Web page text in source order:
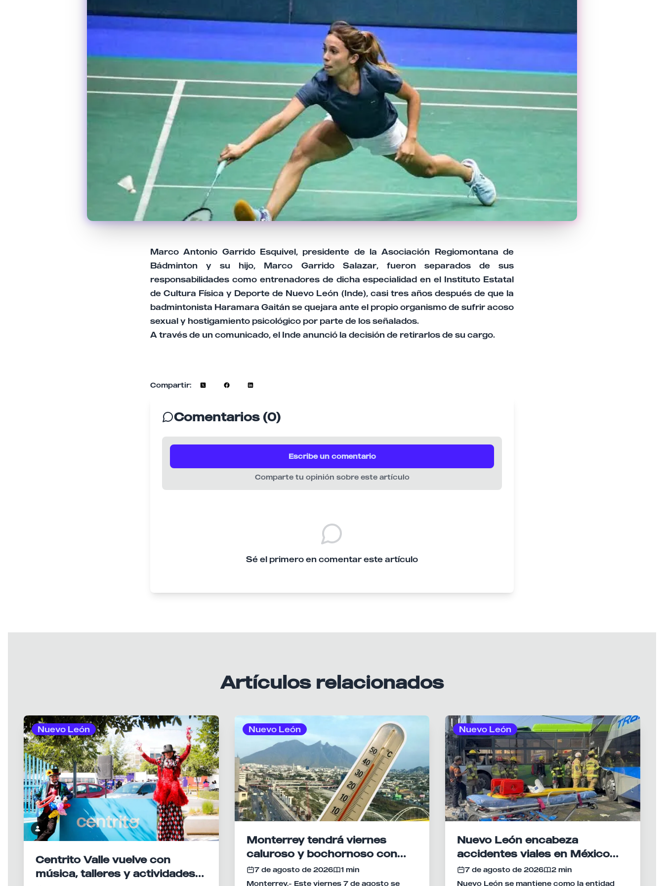
Marco Antonio Garrido Esquivel, presidente de la Asociación Regiomontana de
Bádminton y su hijo, Marco Garrido Salazar, fueron separados de sus
responsabilidades como entrenadores de dicha especialidad en el Instituto Estatal
de Cultura Física y Deporte de Nuevo León (Inde), casi tres años después de que la
badmintonista Haramara Gaitán se quejara ante el propio organismo de sufrir acoso
sexual y hostigamiento psicológico por parte de los señalados.
A través de un comunicado, el Inde anunció la decisión de retirarlos de su cargo.
Compartir:
Comentarios (0)
Escribe un comentario
Comparte tu opinión sobre este artículo
Sé el primero en comentar este artículo
Artículos relacionados
Nuevo León
Centrito Valle vuelve con
música, talleres y actividades
Nuevo León
Monterrey tendrá viernes
caluroso y bochornoso con
máxima de 37°C
7 de agosto de 2026
1 min
Monterrey.- Este viernes 7 de agosto se
Nuevo León
Nuevo León encabeza
accidentes viales en México
por 16 años consecutivos
7 de agosto de 2026
2 min
Nuevo León se mantiene como la entidad